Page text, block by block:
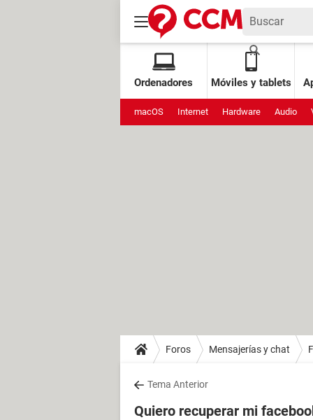
Ordenadores Móviles y tablets
macOS Internet Hardware Audio
Foros Mensajerías y chat
Tema Anterior
Quiero recuperar mi